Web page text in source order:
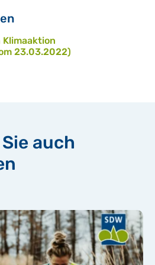
Klimaaktion
23.03.2022)
auch